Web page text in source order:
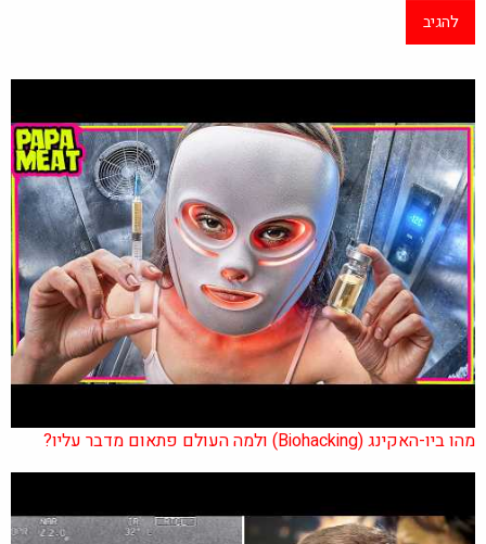
מהו ביו-האקינג (Biohacking) ולמה העולם פתאום מדבר עליו?